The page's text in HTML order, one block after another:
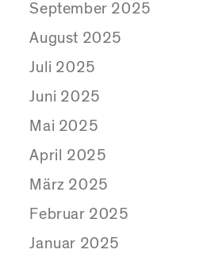
September 2025
August 2025
Juli 2025
Juni 2025
Mai 2025
April 2025
März 2025
Februar 2025
Januar 2025